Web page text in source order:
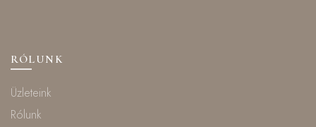
RÓLUNK
Üzleteink
Rólunk